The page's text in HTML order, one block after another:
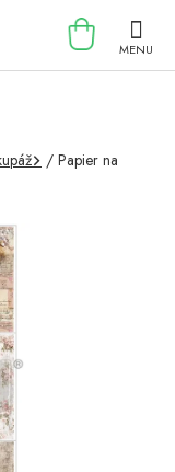
KOŠÍK
/ Papier na